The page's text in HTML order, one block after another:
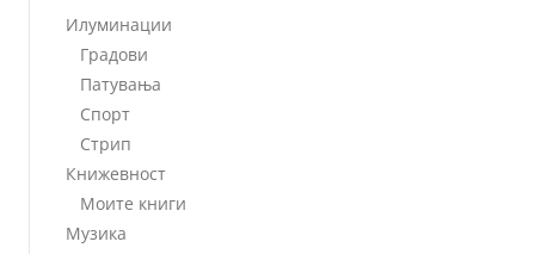
Илуминации
Градови
Патувања
Спорт
Стрип
Книжевност
Моите книги
Музика